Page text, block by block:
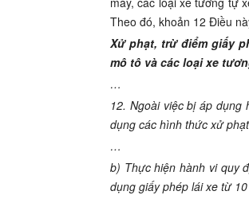
Theo đó, khoản 12 Điều
Xử phạt, trừ điểm giấy
mô tô và các loại xe
…
12. Ngoài việc bị áp
dụng các hình thức xử
…
b) Thực hiện hành vi quy
dụng giấy phép lái xe từ